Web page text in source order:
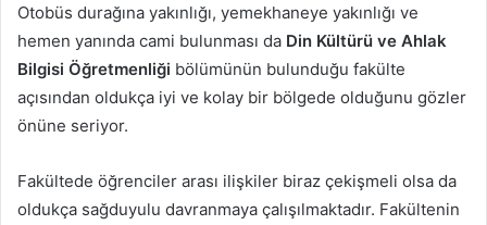
Otobüs durağına yakınlığı, yemekhaneye yakınlığı ve
hemen yanında cami bulunması da Din Kültürü ve Ahlak
Bilgisi Öğretmenliği bölümünün bulunduğu fakülte
açısından oldukça iyi ve kolay bir bölgede olduğunu gözler
önüne seriyor.
Fakültede öğrenciler arası ilişkiler biraz çekişmeli olsa da
oldukça sağduyulu davranmaya çalışılmaktadır. Fakültenin